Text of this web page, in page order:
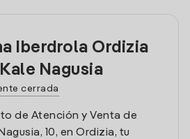
Iberdrola Ordizia
Nagusia
cerrada
de Atención y Venta de
10, en Ordizia, tu